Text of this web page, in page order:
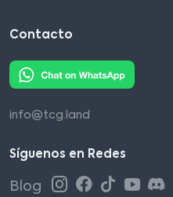
Contacto
info@tcg.land
Síguenos en Redes
Blog